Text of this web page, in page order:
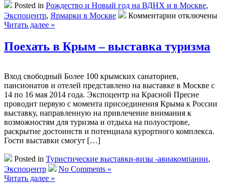
Posted in Рождество и Новый год на ВДНХ и в Москве,
Экспоцентр, Ярмарки в Москве Комментарии к
рождеству
отключены
Читать далее »
Поехать в Крым – выставка туризма
Вход свободный Более 100 крымских санаториев,
пансионатов и отелей представлено на выставке в Москве с
14 по 16 мая 2014 года. Экспоцентр на Красной Пресне
проводит первую с момента присоединения Крыма к России
выставку, направленную на привлечение внимания к
возможностям для туризма и отдыха на полуострове,
раскрытие достоинств и потенциала курортного комплекса.
Гости выставки смогут […]
Posted in Туристические выставки-визы -авиакомпании,
Экспоцентр
No Comments »
Читать далее »